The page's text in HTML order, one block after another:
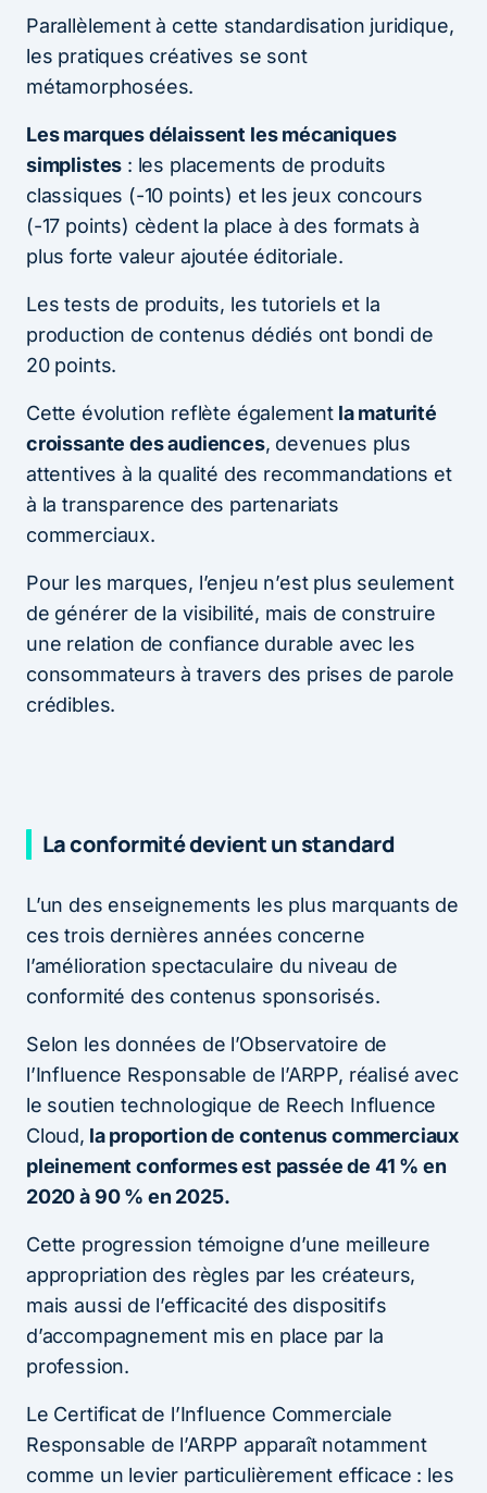
Parallèlement à cette standardisation juridique,
les pratiques créatives se sont
métamorphosées.
Les marques délaissent les mécaniques
simplistes : les placements de produits
classiques (-10 points) et les jeux concours
(-17 points) cèdent la place à des formats à
plus forte valeur ajoutée éditoriale.
Les tests de produits, les tutoriels et la
production de contenus dédiés ont bondi de
20 points.
Cette évolution reflète également la maturité
croissante des audiences, devenues plus
attentives à la qualité des recommandations et
à la transparence des partenariats
commerciaux.
Pour les marques, l’enjeu n’est plus seulement
de générer de la visibilité, mais de construire
une relation de confiance durable avec les
consommateurs à travers des prises de parole
crédibles.
La conformité devient un standard
L’un des enseignements les plus marquants de
ces trois dernières années concerne
l’amélioration spectaculaire du niveau de
conformité des contenus sponsorisés.
Selon les données de l’Observatoire de
l’Influence Responsable de l’ARPP, réalisé avec
le soutien technologique de Reech Influence
Cloud, la proportion de contenus commerciaux
pleinement conformes est passée de 41 % en
2020 à 90 % en 2025.
Cette progression témoigne d’une meilleure
appropriation des règles par les créateurs,
mais aussi de l’efficacité des dispositifs
d’accompagnement mis en place par la
profession.
Le Certificat de l’Influence Commerciale
Responsable de l’ARPP apparaît notamment
comme un levier particulièrement efficace : les